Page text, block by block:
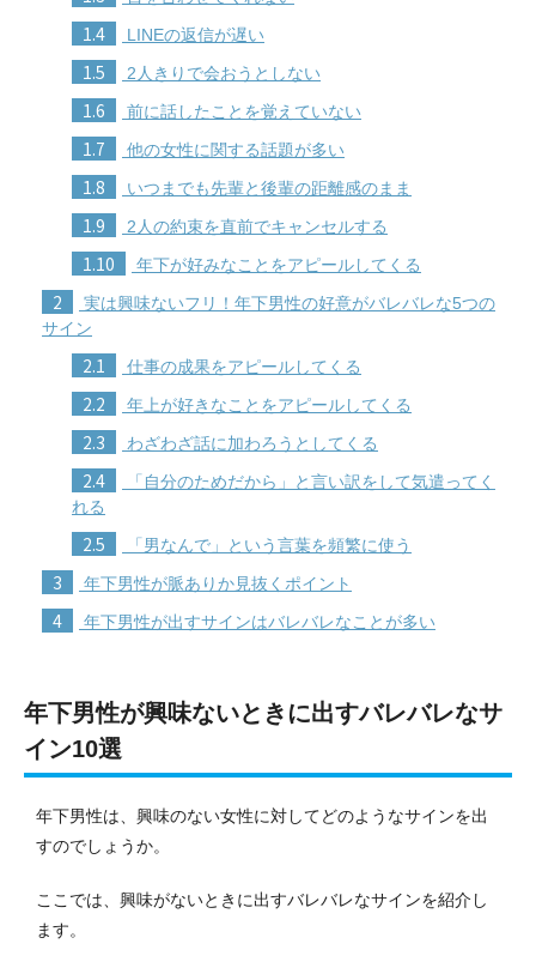
1.4 LINEの返信が遅い
1.5 2人きりで会おうとしない
1.6 前に話したことを覚えていない
1.7 他の女性に関する話題が多い
1.8 いつまでも先輩と後輩の距離感のまま
1.9 2人の約束を直前でキャンセルする
1.10 年下が好みなことをアピールしてくる
2
実は興味ないフリ！年下男性の好意がバレバレな5つの
サイン
2.1 仕事の成果をアピールしてくる
2.2 年上が好きなことをアピールしてくる
2.3 わざわざ話に加わろうとしてくる
2.4
「自分のためだから」と言い訳をして気遣ってく
れる
2.5 「男なんで」という言葉を頻繁に使う
3 年下男性が脈ありか見抜くポイント
4 年下男性が出すサインはバレバレなことが多い
年下男性が興味ないときに出すバレバレなサ
イン10選
年下男性は、興味のない女性に対してどのようなサインを出
すのでしょうか。
ここでは、興味がないときに出すバレバレなサインを紹介し
ます。